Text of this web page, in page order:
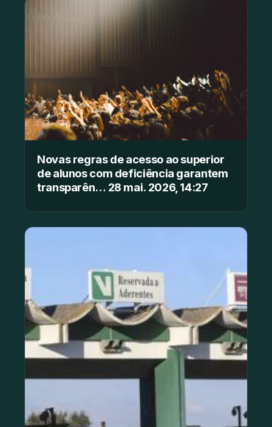
Novas regras de acesso ao superior
de alunos com deficiência garantem
transparên… 28 mai. 2026, 14:27